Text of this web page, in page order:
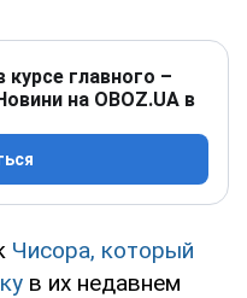
главного –
на OBOZ.UA в
Чисора, который
в их недавнем